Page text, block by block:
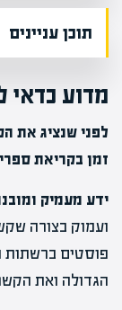
תוכן עניינים
מדוע כדאי
לפני שנציג את
זמן בקריאת
ידע מעמיק
ועמוק בצורה
פוסטים ברשתות
הגדולה ואת